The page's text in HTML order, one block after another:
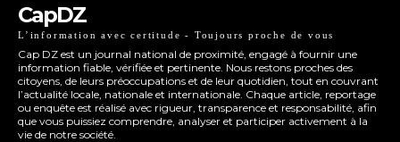
CapDZ
L’information avec certitude - Toujours proche de vous
Cap DZ est un journal national de proximité, engagé à fournir une
information fiable, vérifiée et pertinente. Nous restons proches des
citoyens, de leurs préoccupations et de leur quotidien, tout en couvrant
l’actualité locale, nationale et internationale. Chaque article, reportage
ou enquête est réalisé avec rigueur, transparence et responsabilité, afin
que vous puissiez comprendre, analyser et participer activement à la
vie de notre société.